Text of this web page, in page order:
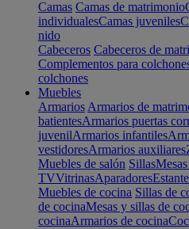
Camas Camas de matrimonio
individualesCamas juveniles
nido
Cabeceros Cabeceros de
Complementos para
colchones
Muebles
Armarios Armarios de
batientesArmarios puertas
juvenilArmarios infantiles
vestidoresArmarios auxiliares
Muebles de salón Sillas
TVVitrinasAparadores
Muebles de cocina Sillas de
de cocinaMesas y sillas de
cocinaArmarios de cocina